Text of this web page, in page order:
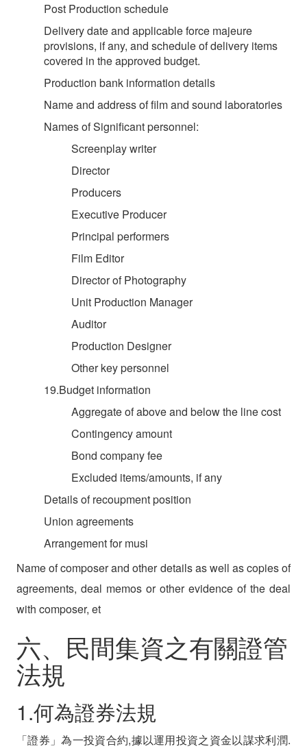
Post Production schedule
Delivery date and applicable force majeure
provisions, if any, and schedule of delivery items
covered in the approved budget.
Production bank information details
Name and address of film and sound laboratories
Names of Significant personnel:
Screenplay writer
Director
Producers
Executive Producer
Principal performers
Film Editor
Director of Photography
Unit Production Manager
Auditor
Production Designer
Other key personnel
19.Budget information
Aggregate of above and below the line cost
Contingency amount
Bond company fee
Excluded items/amounts, if any
Details of recoupment position
Union agreements
Arrangement for musi
Name of composer and other details as well as copies of
agreements, deal memos or other evidence of the deal
with composer, et
六、民間集資之有關證管
法規
1.何為證券法規
「證券」為一投資合約,據以運用投資之資金以謀求利潤.